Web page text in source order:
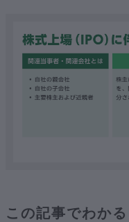
３．関連当事者との取
①上場審査における
②関連当事者等との
まとめ
この記事でわかる